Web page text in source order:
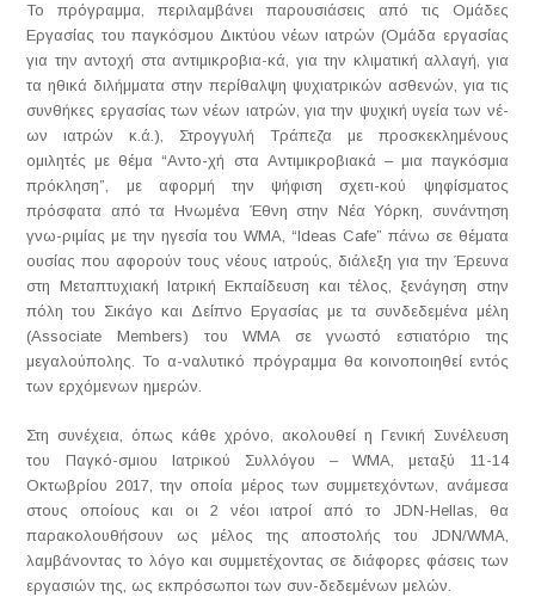
Το πρόγραμμα, περιλαμβάνει παρουσιάσεις από τις Ομάδες
Εργασίας του παγκόσμου Δικτύου νέων ιατρών (Ομάδα εργασίας
για την αντοχή στα αντιμικροβια-κά, για την κλιματική αλλαγή, για
τα ηθικά διλήμματα στην περίθαλψη ψυχιατρικών ασθενών, για τις
συνθήκες εργασίας των νέων ιατρών, για την ψυχική υγεία των νέ-
ων ιατρών κ.ά.), Στρογγυλή Τράπεζα με προσκεκλημένους
ομιλητές με θέμα “Αντο-χή στα Αντιμικροβιακά – μια παγκόσμια
πρόκληση”, με αφορμή την ψήφιση σχετι-κού ψηφίσματος
πρόσφατα από τα Ηνωμένα Έθνη στην Νέα Υόρκη, συνάντηση
γνω-ριμίας με την ηγεσία του WMA, “Ideas Cafe” πάνω σε θέματα
ουσίας που αφορούν τους νέους ιατρούς, διάλεξη για την Έρευνα
στη Μεταπτυχιακή Ιατρική Εκπαίδευση και τέλος, ξενάγηση στην
πόλη του Σικάγο και Δείπνο Εργασίας με τα συνδεδεμένα μέλη
(Associate Members) του WMA σε γνωστό εστιατόριο της
μεγαλούπολης. Το α-ναλυτικό πρόγραμμα θα κοινοποιηθεί εντός
των ερχόμενων ημερών.
Στη συνέχεια, όπως κάθε χρόνο, ακολουθεί η Γενική Συνέλευση
του Παγκό-σμιου Ιατρικού Συλλόγου – WMA, μεταξύ 11-14
Οκτωβρίου 2017, την οποία μέρος των συμμετεχόντων, ανάμεσα
στους οποίους και οι 2 νέοι ιατροί από το JDN-Hellas, θα
παρακολουθήσουν ως μέλος της αποστολής του JDN/WMA,
λαμβάνοντας το λόγο και συμμετέχοντας σε διάφορες φάσεις των
εργασιών της, ως εκπρόσωποι των συν-δεδεμένων μελών.